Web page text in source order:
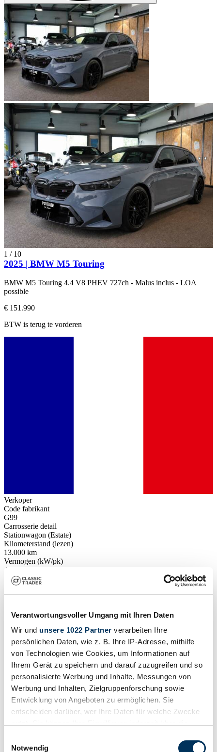
Verantwortungsvoller Umgang mit Ihren Daten
Wir und unsere 1022 Partner verarbeiten Ihre
persönlichen Daten, wie z. B. Ihre IP-Adresse, mithilfe
von Technologien wie Cookies, um Informationen auf
Ihrem Gerät zu speichern und darauf zuzugreifen und so
personalisierte Werbung und Inhalte, Messungen von
Werbung und Inhalten, Zielgruppenforschung sowie
Entwicklung von Angeboten zu ermöglichen. Sie
entscheiden darüber, wer Ihre Daten für welche Zwecke
Trigger Symbol ändern oder widerrufen
Notwendig
1 / 10
2025 | BMW M5 Touring
BMW M5 Touring 4.4 V8 PHEV 727ch - Malus inclus - LOA
possible
€ 151.990
BTW is terug te vorderen
Verkoper
Code fabrikant
G99
Carrosserie detail
Stationwagon (Estate)
Kilometerstand (lezen)
13.000 km
Vermogen (kW/pk)
430 / 585